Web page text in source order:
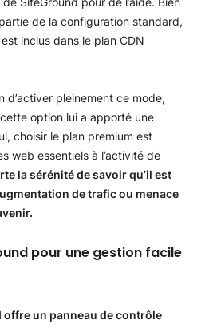
de la configuration standard,
est inclus dans le plan CDN
d’activer pleinement ce mode,
option lui a apporté une
choisir le plan premium est
web essentiels à l’activité de
la sérénité de savoir qu’il est
de trafic ou menace
pour une gestion facile
offre un panneau de contrôle